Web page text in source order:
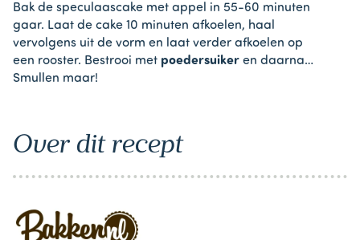
Bak de speculaascake met appel in 55-60 minuten
gaar. Laat de cake 10 minuten afkoelen, haal
vervolgens uit de vorm en laat verder afkoelen op
een rooster. Bestrooi met poedersuiker en daarna…
Smullen maar!
Over dit recept